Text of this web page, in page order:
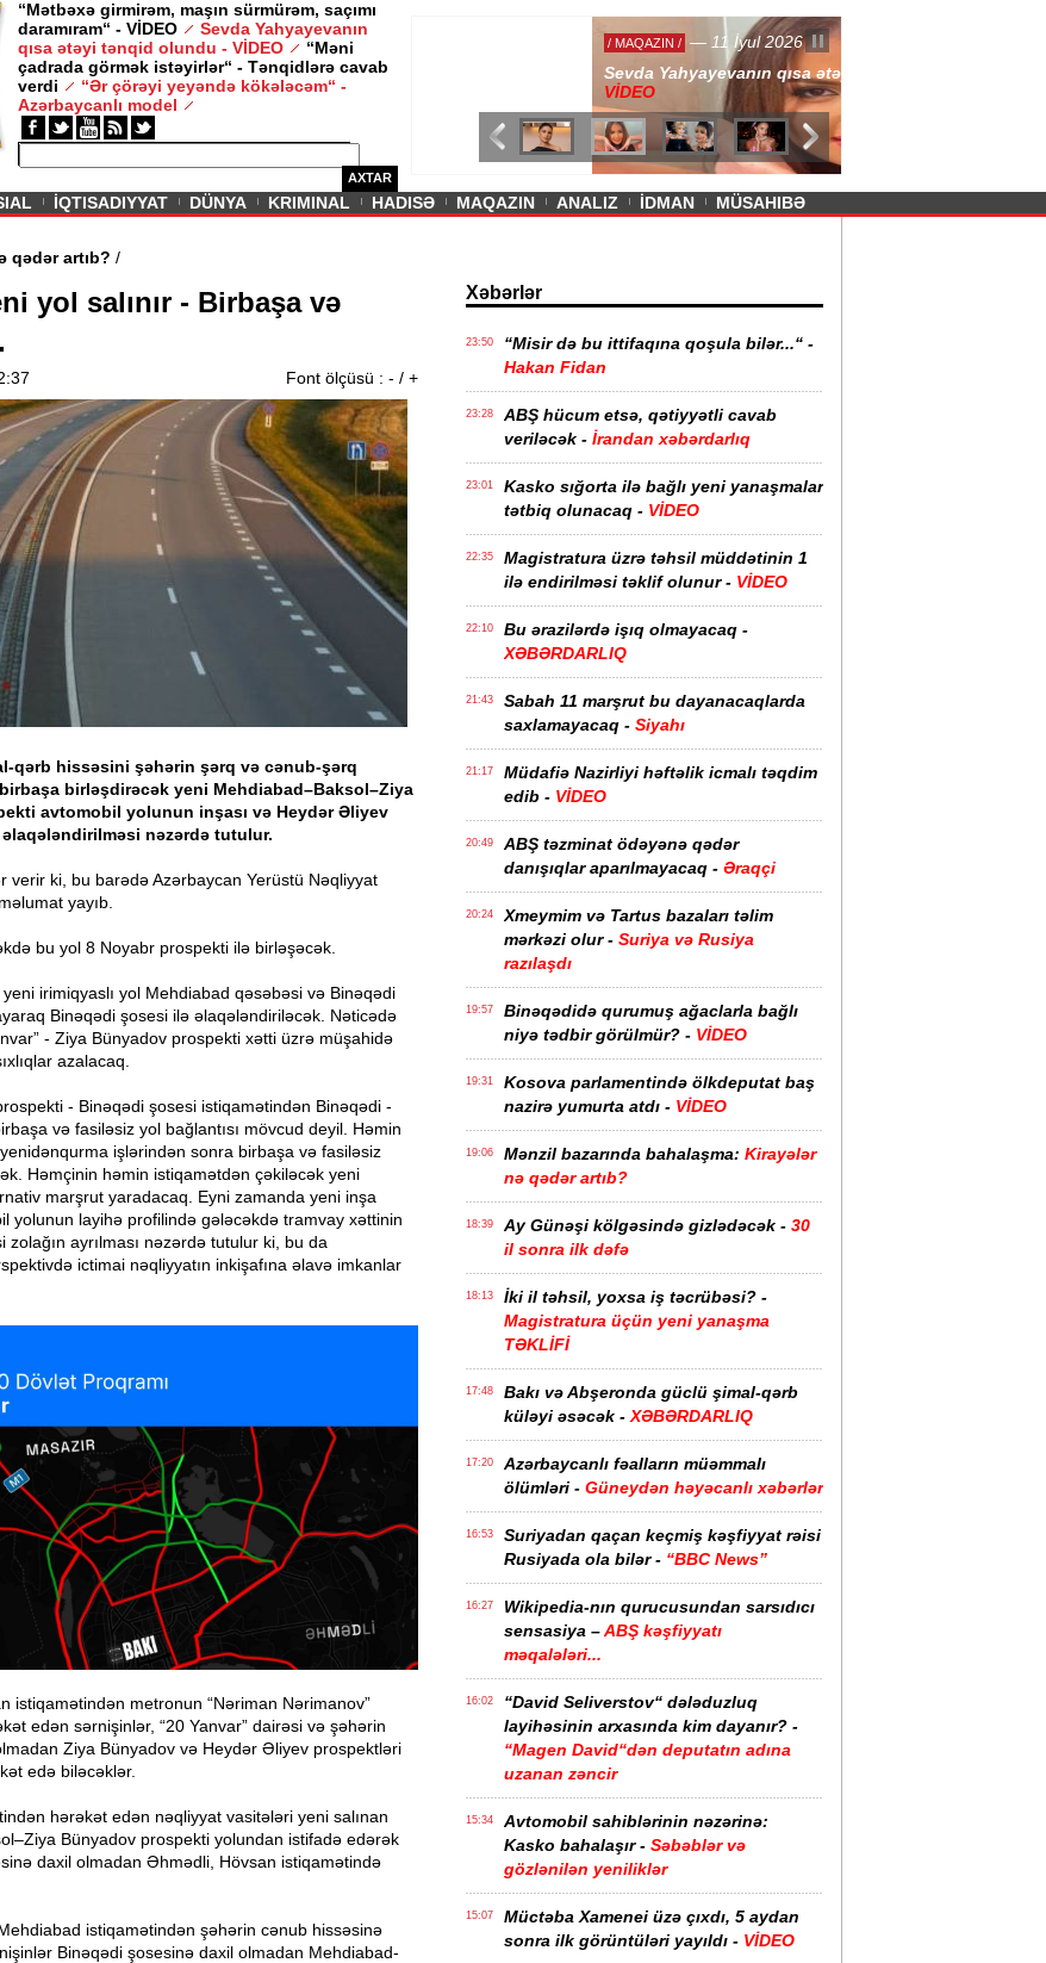
“Mətbəxə girmirəm, maşın sürmürəm, saçımı
daramıram“ - VİDEO
Sevda Yahyayevanın
qısa ətəyi tənqid olundu - VİDEO
“Məni
çadrada görmək istəyirlər“ - Tənqidlərə cavab
verdi
“Ər çörəyi yeyəndə kökələcəm“ -
Azərbaycanlı model
AXTAR
— 11 İyul 2026
Sevda Yahyayevanın qısa ətəyi tənqid olundu -
İQTISADIYYAT DÜNYA KRIMINAL HADISƏ MAQAZIN ANALIZ İDMAN MÜSAHIBƏ
nə qədər artıb?
yol salınır - Birbaşa və
Font ölçüsü : - / +
qərb hissəsini şəhərin şərq və cənub-şərq
birləşdirəcək yeni Mehdiabad–Baksol–Ziya
avtomobil yolunun inşası və Heydər Əliyev
nəzərdə tutulur.
verir ki, bu barədə Azərbaycan Yerüstü Nəqliyyat
yayıb.
bu yol 8 Noyabr prospekti ilə birləşəcək.
irimiqyaslı yol Mehdiabad qəsəbəsi və Binəqədi
Binəqədi şosesi ilə əlaqələndiriləcək. Nəticədə
- Ziya Bünyadov prospekti xətti üzrə müşahidə
azalacaq.
- Binəqədi şosesi istiqamətindən Binəqədi -
və fasiləsiz yol bağlantısı mövcud deyil. Həmin
işlərindən sonra birbaşa və fasiləsiz
Həmçinin həmin istiqamətdən çəkiləcək yeni
marşrut yaradacaq. Eyni zamanda yeni inşa
yolunun layihə profilində gələcəkdə tramvay xəttinin
zolağın ayrılması nəzərdə tutulur ki, bu da
ictimai nəqliyyatın inkişafına əlavə imkanlar
istiqamətindən metronun “Nəriman Nərimanov”
edən sərnişinlər, “20 Yanvar” dairəsi və şəhərin
Ziya Bünyadov və Heydər Əliyev prospektləri
edə biləcəklər.
hərəkət edən nəqliyyat vasitələri yeni salınan
Bünyadov prospekti yolundan istifadə edərək
daxil olmadan Əhmədli, Hövsan istiqamətində
istiqamətindən şəhərin cənub hissəsinə
Binəqədi şosesinə daxil olmadan Mehdiabad-
Xəbərlər
23:50
“Misir də bu ittifaqına qoşula bilər...“ -
Hakan Fidan
23:28
ABŞ hücum etsə, qətiyyətli cavab
veriləcək - İrandan xəbərdarlıq
23:01
Kasko sığorta ilə bağlı yeni yanaşmalar
tətbiq olunacaq - VİDEO
22:35
Magistratura üzrə təhsil müddətinin 1
ilə endirilməsi təklif olunur - VİDEO
22:10
Bu ərazilərdə işıq olmayacaq -
XƏBƏRDARLIQ
21:43
Sabah 11 marşrut bu dayanacaqlarda
saxlamayacaq - Siyahı
21:17
Müdafiə Nazirliyi həftəlik icmalı təqdim
edib - VİDEO
20:49
ABŞ təzminat ödəyənə qədər
danışıqlar aparılmayacaq - Əraqçi
20:24
Xmeymim və Tartus bazaları təlim
mərkəzi olur - Suriya və Rusiya
razılaşdı
19:57
Binəqədidə qurumuş ağaclarla bağlı
niyə tədbir görülmür? - VİDEO
19:31
Kosova parlamentində ölkdeputat baş
nazirə yumurta atdı - VİDEO
19:06 Mənzil bazarında bahalaşma: Kirayələr
nə qədər artıb?
18:39 Ay Günəşi kölgəsində gizlədəcək - 30
il sonra ilk dəfə
18:13
İki il təhsil, yoxsa iş təcrübəsi? -
Magistratura üçün yeni yanaşma
TƏKLİFİ
17:48
Bakı və Abşeronda güclü şimal-qərb
küləyi əsəcək - XƏBƏRDARLIQ
17:20
Azərbaycanlı fəalların müəmmalı
ölümləri - Güneydən həyəcanlı xəbərlər
16:53
Suriyadan qaçan keçmiş kəşfiyyat rəisi
Rusiyada ola bilər - “BBC News”
16:27
Wikipedia-nın qurucusundan sarsıdıcı
sensasiya –ABŞ kəşfiyyatı
məqalələri...
16:02
“David Seliverstov“ dələduzluq
layihəsinin arxasında kim dayanır? -
“Magen David“dən deputatın adına
uzanan zəncir
15:34
Avtomobil sahiblərinin nəzərinə:
Kasko bahalaşır - Səbəblər və
gözlənilən yeniliklər
15:07
Müctəba Xamenei üzə çıxdı, 5 aydan
sonra ilk görüntüləri yayıldı - VİDEO